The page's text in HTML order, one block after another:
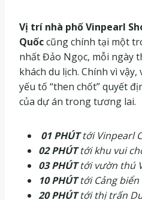
Vị trí nhà phố Vinpearl
Quốccũng chính tại một
nhất Đảo Ngọc, mỗi ngày
khách du lịch. Chính vì
yếu tố “then chốt” quyết
của dự án trong tương lai.
01 PHÚTtới Vinpearl
02 PHÚTtới khu vui
03 PHÚTtới vườn thú
10 PHÚTtới Cảng biển
20 PHÚTtới thị trấn